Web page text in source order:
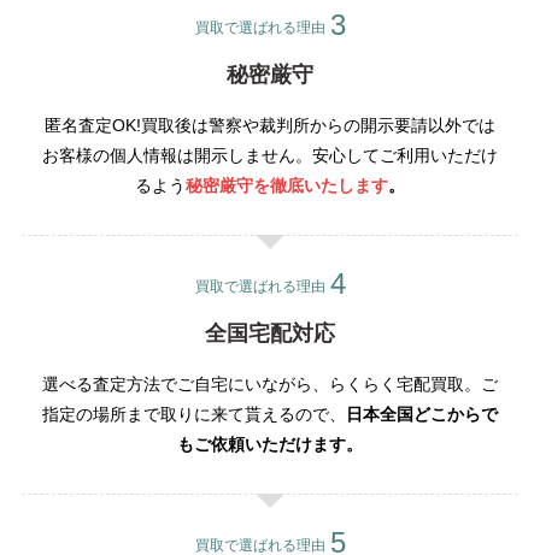
買取で選ばれる理由
秘密厳守
匿名査定OK!買取後は警察や裁判所からの開示要請以外では
お客様の個人情報は開示しません。安心してご利用いただけ
るよう秘密厳守を徹底いたします。
買取で選ばれる理由
全国宅配対応
選べる査定方法でご自宅にいながら、らくらく宅配買取。ご
指定の場所まで取りに来て貰えるので、
日本全国どこからで
もご依頼いただけます。
買取で選ばれる理由